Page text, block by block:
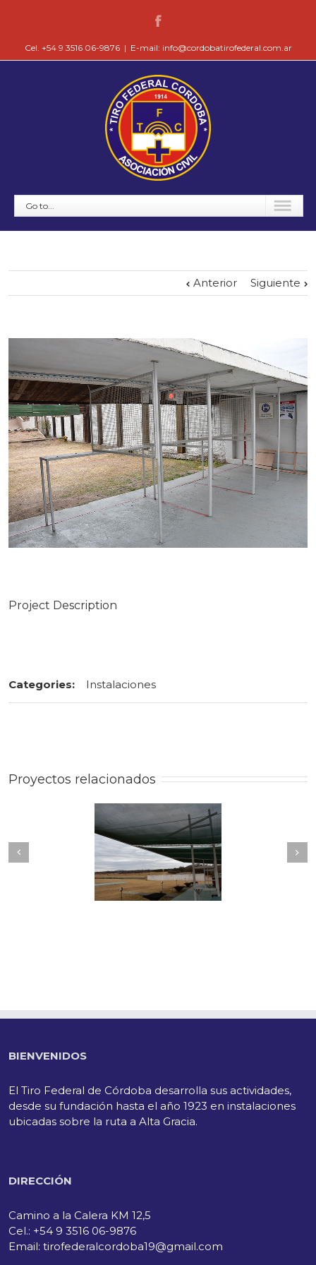
Cel. +54 9 3516 06-9876 | E-mail: info@cordobatirofederal.com.ar
Go to...
Anterior Siguiente
Project Description
Categories: Instalaciones
Proyectos relacionados
BIENVENIDOS
El Tiro Federal de Córdoba desarrolla sus actividades,
desde su fundación hasta el año 1923 en instalaciones
ubicadas sobre la ruta a Alta Gracia.
DIRECCIÓN
Camino a la Calera KM 12,5
Cel.: +54 9 3516 06-9876
Email: tirofederalcordoba19@gmail.com